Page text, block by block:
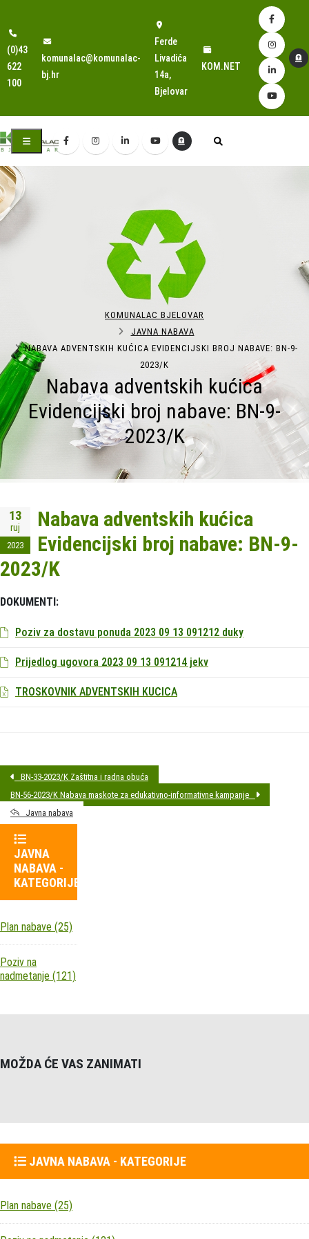
(0)43
622
100
komunalac@komunalac-
bj.hr
Ferde
Livadića
14a,
Bjelovar
KOM.NET
Nabava adventskih kućica
Evidencijski broj nabave: BN-9-
2023/K
KOMUNALAC BJELOVAR
JAVNA NABAVA
NABAVA ADVENTSKIH KUĆICA EVIDENCIJSKI BROJ NABAVE: BN-9-
2023/K
13
ruj
2023
Nabava adventskih kućica
Evidencijski broj nabave: BN-9-
2023/K
DOKUMENTI:
Poziv za dostavu ponuda 2023 09 13 091212 duky
Prijedlog ugovora 2023 09 13 091214 jekv
TROSKOVNIK ADVENTSKIH KUCICA
BN-33-2023/K Zaštitna i radna obuća
BN-56-2023/K Nabava maskote za edukativno-informativne kampanje
Javna nabava
JAVNA
NABAVA -
KATEGORIJE
Plan nabave (25)
Poziv na
nadmetanje (121)
MOŽDA ĆE VAS ZANIMATI
JAVNA NABAVA - KATEGORIJE
Plan nabave (25)